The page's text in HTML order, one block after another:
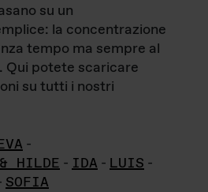
su un
la concentrazione
tempo ma sempre al
potete scaricare
su tutti i nostri
-
HILDE - IDA - LUIS -
SOFIA